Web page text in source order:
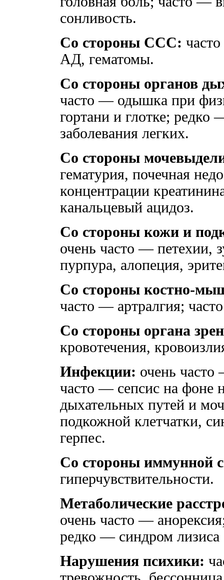
сонливость.
Со стороны ССС:
АД, гематомы.
Со стороны органов
часто — одышка при
гортани и глотке; редко
заболевания легких.
Со стороны
гематурия, почечная
концентрации
канальцевый ацидоз.
Со стороны кожи и
очень часто — петехии,
пурпура, алопеция,
Со стороны костно-
часто — артралгия;
Со стороны органа
кровотечения,
Инфекции: очень
часто — сепсис на фоне
дыхательных путей и
подкожной клетчатки,
герпес.
Со стороны иммунной
гиперчувствительности.
Метаболические
очень часто —
редко — синдром лизиса
Нарушения психики: